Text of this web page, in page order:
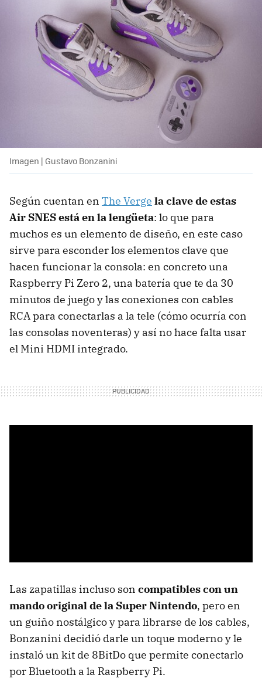
Imagen | Gustavo Bonzanini
Según cuentan en The Verge la clave de estas
Air SNES está en la lengüeta: lo que para
muchos es un elemento de diseño, en este caso
sirve para esconder los elementos clave que
hacen funcionar la consola: en concreto una
Raspberry Pi Zero 2, una batería que te da 30
minutos de juego y las conexiones con cables
RCA para conectarlas a la tele (cómo ocurría con
las consolas noventeras) y así no hace falta usar
el Mini HDMI integrado.
Las zapatillas incluso son compatibles con un
mando original de la Super Nintendo, pero en
un guiño nostálgico y para librarse de los cables,
Bonzanini decidió darle un toque moderno y le
instaló un kit de 8BitDo que permite conectarlo
por Bluetooth a la Raspberry Pi.